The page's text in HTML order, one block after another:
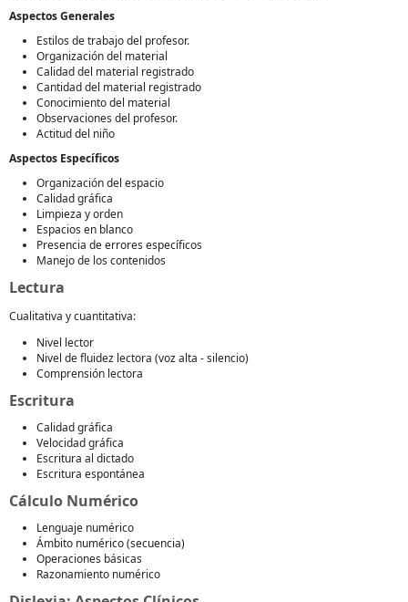
Aspectos Generales
Estilos de trabajo del profesor.
Organización del material
Calidad del material registrado
Cantidad del material registrado
Conocimiento del material
Observaciones del profesor.
Actitud del niño
Aspectos Específicos
Organización del espacio
Calidad gráfica
Limpieza y orden
Espacios en blanco
Presencia de errores específicos
Manejo de los contenidos
Lectura
Cualitativa y cuantitativa:
Nivel lector
Nivel de fluidez lectora (voz alta - silencio)
Comprensión lectora
Escritura
Calidad gráfica
Velocidad gráfica
Escritura al dictado
Escritura espontánea
Cálculo Numérico
Lenguaje numérico
Ámbito numérico (secuencia)
Operaciones básicas
Razonamiento numérico